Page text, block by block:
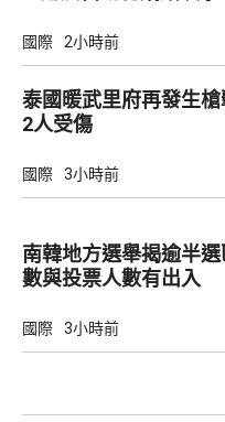
國際 2小時前
泰國暖武里府再發生
2人受傷
國際 3小時前
南韓地方選舉揭逾半
數與投票人數有出入
國際 3小時前